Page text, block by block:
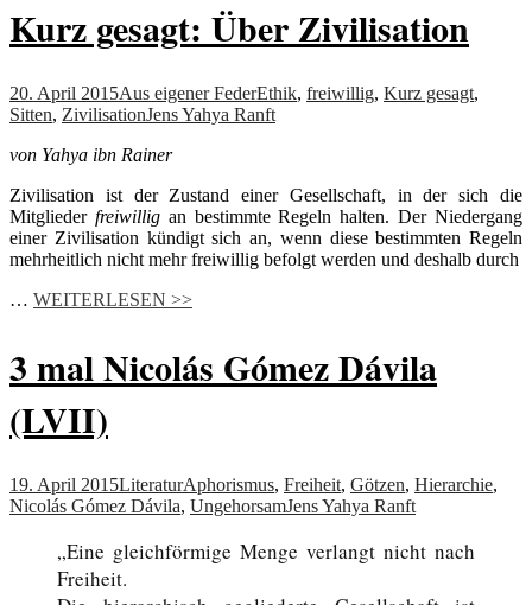
Kurz gesagt: Über Zivilisation
20. April 2015Aus eigener FederEthik, freiwillig, Kurz gesagt,
Sitten, ZivilisationJens Yahya Ranft
von Yahya ibn Rainer
Zivilisation ist der Zustand einer Gesellschaft, in der sich die
Mitglieder freiwilligan bestimmte Regeln halten. Der Niedergang
einer Zivilisation kündigt sich an, wenn diese bestimmten Regeln
mehrheitlich nicht mehr freiwillig befolgt werden und deshalb durch
… WEITERLESEN >>
3 mal Nicolás Gómez Dávila
(LVII)
19. April 2015LiteraturAphorismus, Freiheit, Götzen, Hierarchie,
Nicolás Gómez Dávila, UngehorsamJens Yahya Ranft
„Eine gleichförmige Menge verlangt nicht nach
Freiheit.